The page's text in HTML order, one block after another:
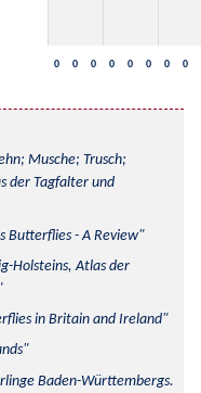
0 0 0 0 0 0 0 0
Musche; Trusch;
der Tagfalter und
Butterflies - A Review
Holsteins, Atlas der
in Britain and Ireland
Baden-Württembergs.